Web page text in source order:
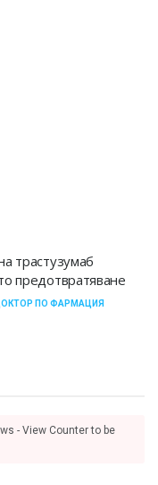
трастузумаб
предотвратяване
ПО ФАРМАЦИЯ
- View Counter to be